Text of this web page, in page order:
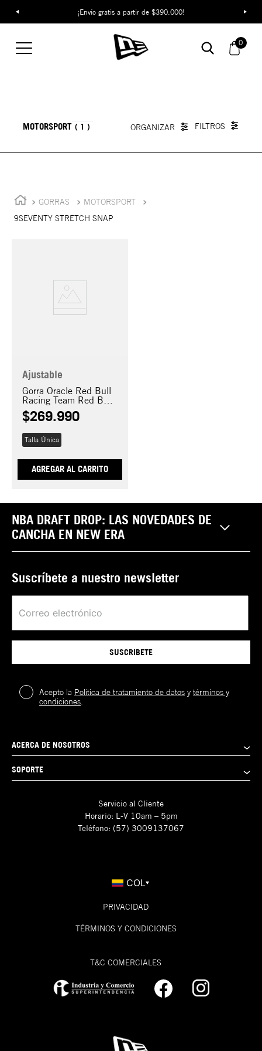
¡Envío gratis a partir de $390.000!
0
MOTORSPORT 1
GORRAS
MOTORSPORT
9SEVENTY STRETCH SNAP
Ajustable
Gorra Oracle Red Bull
Racing Team Red Bull
9SEVENTY Stretch
Snap
$269.990
Talla Única
AGREGAR AL CARRITO
NBA DRAFT DROP: LAS NOVEDADES DE
CANCHA EN NEW ERA
Suscríbete a nuestro newsletter
SUSCRIBETE
Acepto la Política de tratamiento de datos ytérminos y
condiciones
ACERCA DE NOSOTROS
SOPORTE
Servicio al Cliente
Horario: L-V 10am – 5pm
Teléfono: (57) 3009137067
COL
PRIVACIDAD
TÉRMINOS Y CONDICIONES
T&C COMERCIALES